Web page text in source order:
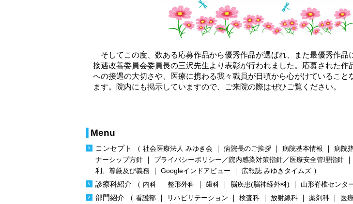
そしてこの度、数ある応募作品から優秀作品が選ばれ、また最優秀作品
接遇改善委員会委員長の三沢先生より表彰が行われました。応募された作
への接遇の大切さや、医療に携わる我々職員が日頃から心がけていること
ます。院内にも掲示していますので、ご来院の際はぜひご覧ください。
Menu
コンセプト （ 社会医療法人 みゆき会 ｜ 病院長のご挨拶 ｜ 病院基本情報 ｜ 病院
ナーシップ方針 ｜ プライバシーポリシー／院内感染対策指針／医療安全管理指針 ｜
利、尊厳及び義務
｜ Googleインドアビュー ｜ 広報誌 みゆきタイムズ ）
診療科紹介 （ 内科 ｜ 整形外科 ｜ 歯科 ｜ 脳疾患(脳神経外科) ｜ 山形脊椎センタ
部門紹介 （ 看護部 ｜ リハビリテーション ｜ 検査科 ｜ 放射線科 ｜ 薬剤科 ｜ 医